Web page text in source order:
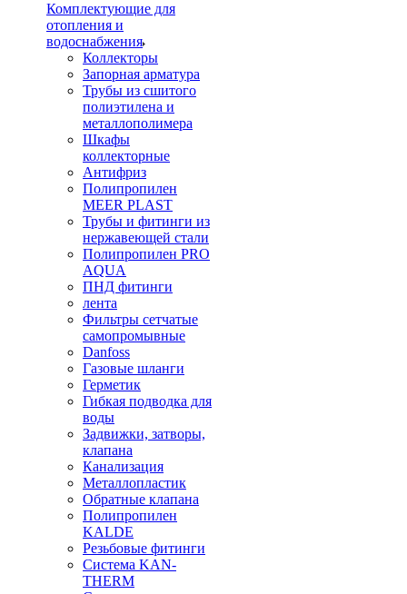
Комплектующие для
отопления и
водоснабжения
Коллекторы
Запорная арматура
Трубы из сшитого
полиэтилена и
металлополимера
Шкафы
коллекторные
Антифриз
Полипропилен
MEER PLAST
Трубы и фитинги из
нержавеющей стали
Полипропилен PRO
AQUA
ПНД фитинги
лента
Фильтры сетчатые
самопромывные
Danfoss
Газовые шланги
Герметик
Гибкая подводка для
воды
Задвижки, затворы,
клапана
Канализация
Металлопластик
Обратные клапана
Полипропилен
KALDE
Резьбовые фитинги
Система KAN-
THERM